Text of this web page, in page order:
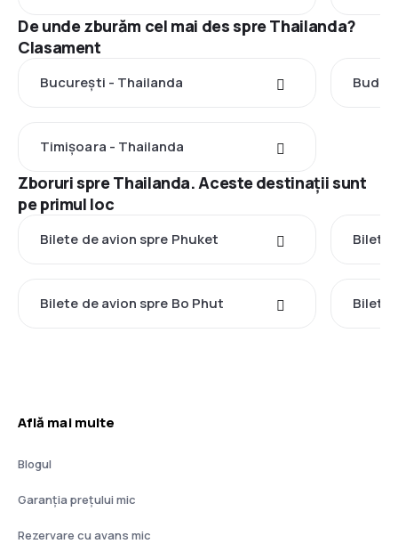
De unde zburăm cel mai des spre Thailanda?
Clasament
București - Thailanda
Timișoara - Thailanda
Zboruri spre Thailanda. Aceste destinații sunt
pe primul loc
Bilete de avion spre Phuket Bilete
Bilete de avion spre Bo Phut Bilete
Află mai multe
Blogul
Garanția prețului mic
Rezervare cu avans mic